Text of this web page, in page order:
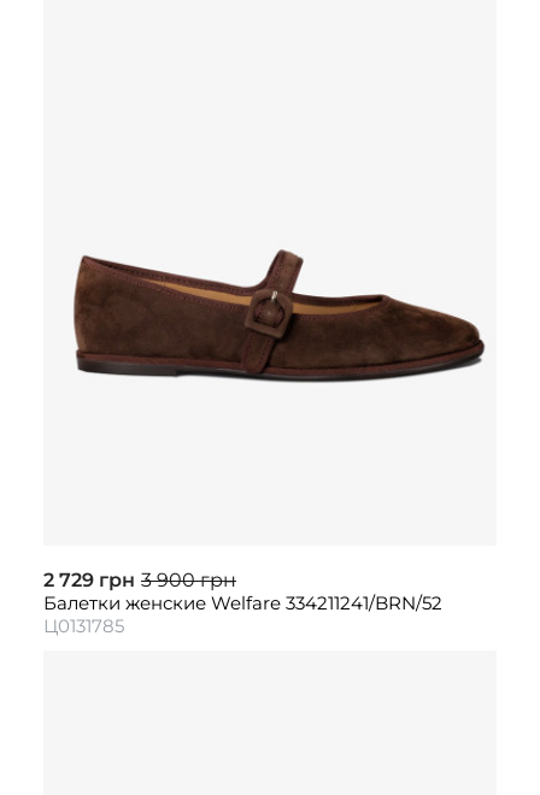
2 729 грн 3 900 грн
Балетки женские Welfare 334211241/BRN/52
Ц0131785